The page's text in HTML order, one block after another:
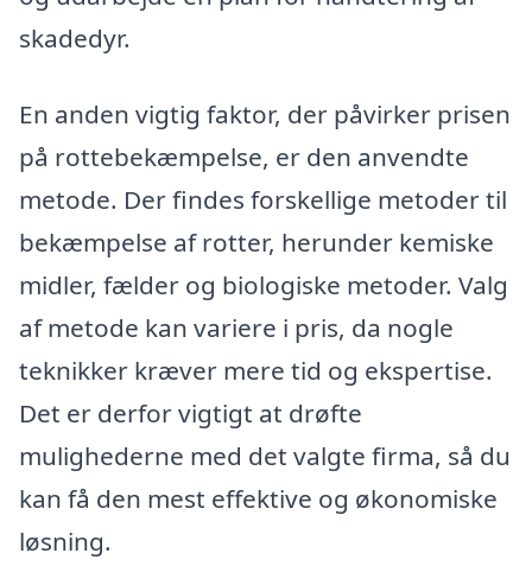
skadedyr.
En anden vigtig faktor, der påvirker prisen
på rottebekæmpelse, er den anvendte
metode. Der findes forskellige metoder til
bekæmpelse af rotter, herunder kemiske
midler, fælder og biologiske metoder. Valg
af metode kan variere i pris, da nogle
teknikker kræver mere tid og ekspertise.
Det er derfor vigtigt at drøfte
mulighederne med det valgte firma, så du
kan få den mest effektive og økonomiske
løsning.